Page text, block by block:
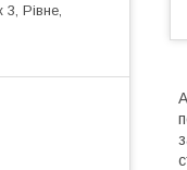
Рівне,